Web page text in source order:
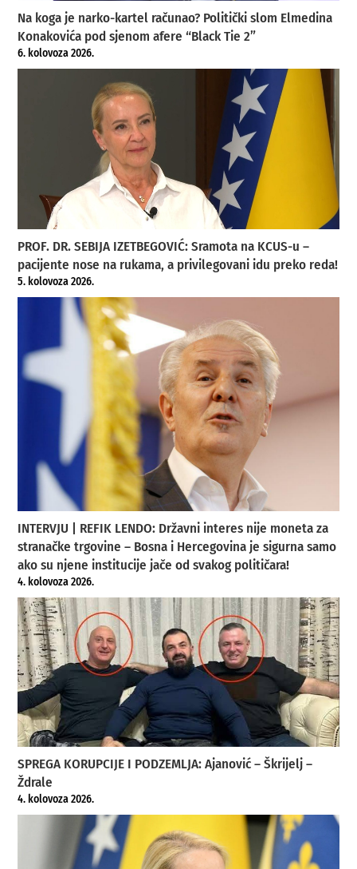
Na koga je narko-kartel računao? Politički slom Elmedina
Konakovića pod sjenom afere “Black Tie 2”
6. kolovoza 2026.
PROF. DR. SEBIJA IZETBEGOVIĆ: Sramota na KCUS-u –
pacijente nose na rukama, a privilegovani idu preko reda!
5. kolovoza 2026.
INTERVJU | REFIK LENDO: Državni interes nije moneta za
stranačke trgovine – Bosna i Hercegovina je sigurna samo
ako su njene institucije jače od svakog političara!
4. kolovoza 2026.
SPREGA KORUPCIJE I PODZEMLJA: Ajanović – Škrijelj –
Ždrale
4. kolovoza 2026.